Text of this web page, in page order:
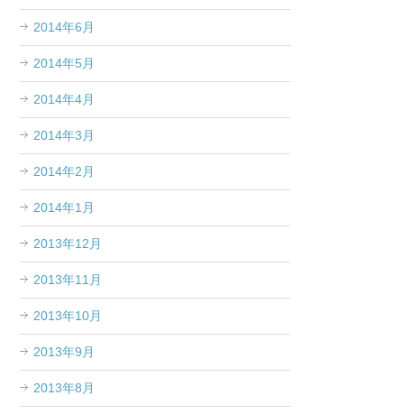
2014年6月
2014年5月
2014年4月
2014年3月
2014年2月
2014年1月
2013年12月
2013年11月
2013年10月
2013年9月
2013年8月